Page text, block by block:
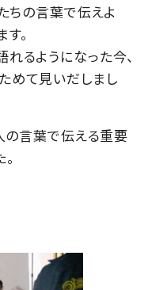
ちの言葉で伝えよ
。
るようになった今、
めて見いだしまし
の言葉で伝える重要